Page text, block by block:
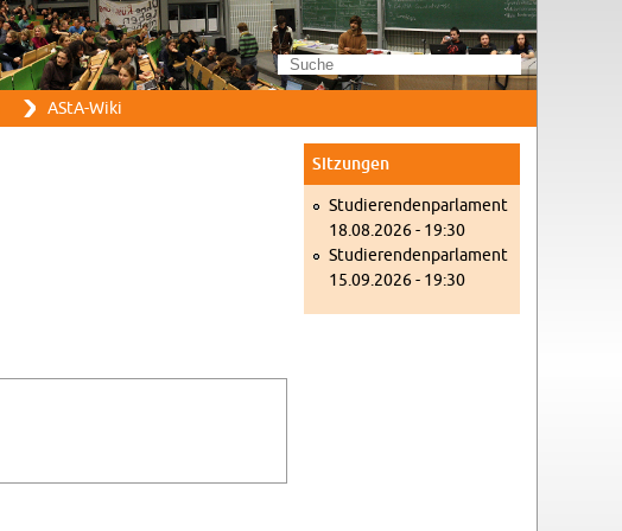
AStA-Wi­ki
Sit­zun­gen
Stu­die­ren­den­par­la­ment
18.08.2026 - 19:30
Stu­die­ren­den­par­la­ment
15.09.2026 - 19:30